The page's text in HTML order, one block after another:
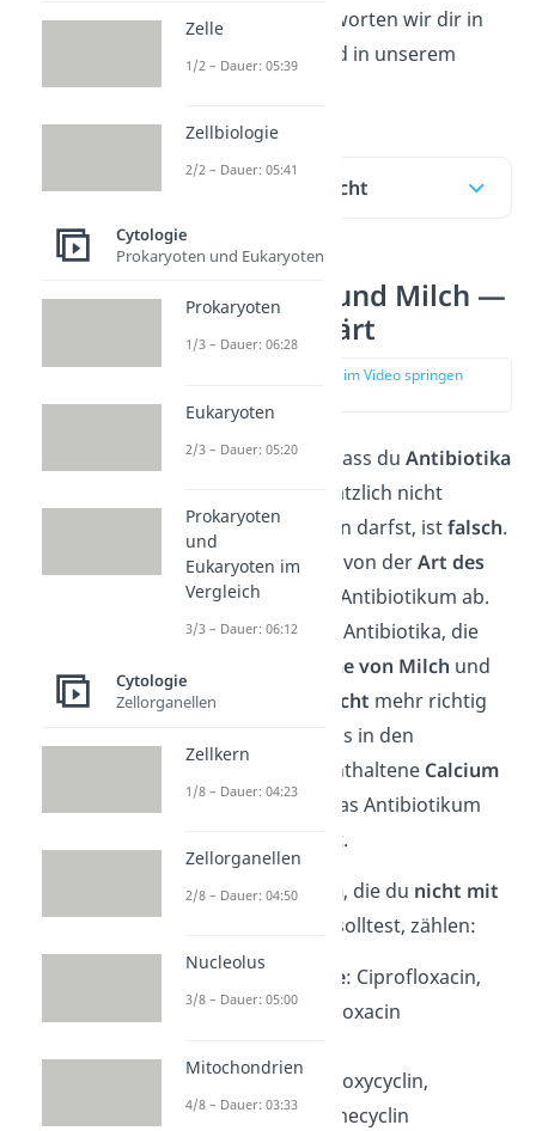
darfst? Das beantworten wir dir in
diesem Beitrag und in unserem
Inhaltsübersicht
Antibiotika und Milch —
einfach erklärt
zur Stelle im Video springen
DieBehauptung , dass duAntibiotika
grundsätzlich nicht
zusammen nehmen darfst, istfalsch.
Das hängt erstmal von derArt des
Wirkstoffs
in dem Antibiotikum ab.
Es gibtbestimmte
Antibiotika, die
Einnahme von Milch und
Milchprodukten
nicht mehr richtig
können. Das in den
Milchprodukten enthaltene Calcium
verhindert, dass das Antibiotikum
richtig funktioniert.
Zu denAntibiotika, die du nicht mit
einnehmen solltest, zählen:
Fluorchinolone: Ciprofloxacin,
Enoxacin, Norfloxacin
Tetracycline
: Doxycyclin,
Minocyclin, Lymecyclin
Zelle
1/2 – Dauer: 05:39
Zellbiologie
2/2 – Dauer: 05:41
Cytologie
Prokaryoten und Eukaryoten
Prokaryoten
1/3 – Dauer: 06:28
Eukaryoten
2/3 – Dauer: 05:20
Prokaryoten
und
Eukaryoten im
Vergleich
3/3 – Dauer: 06:12
Cytologie
Zellorganellen
Zellkern
1/8 – Dauer: 04:23
Zellorganellen
2/8 – Dauer: 04:50
Nucleolus
3/8 – Dauer: 05:00
Mitochondrien
4/8 – Dauer: 03:33